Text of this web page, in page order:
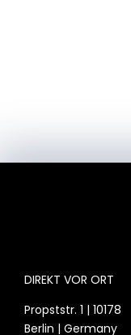
DIREKT VOR ORT
Propststr. 1 | 10178
Berlin | Germany